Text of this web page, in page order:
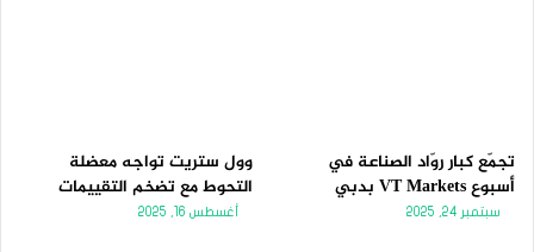
تجمّع كبار روّاد الصناعة في
أسبوع VT Markets بدبي
سبتمبر 24, 2025
وول ستريت تواجه معضلة
التحوط مع تضخم التقييمات
أغسطس 16, 2025